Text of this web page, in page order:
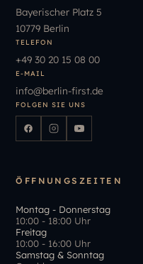
Bayerischer Platz 5
10779 Berlin
TELEFON
+49 30 20 15 08 00
E-MAIL
info@berlin-first.de
FOLGEN SIE UNS
ÖFFNUNGSZEITEN
Montag - Donnerstag
10:00 - 18:00 Uhr
Freitag
10:00 - 16:00 Uhr
Samstag & Sonntag